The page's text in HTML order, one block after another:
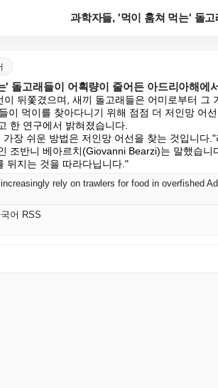
' 돌고래들이 어획량이 줄어든 아드리아해에
뒤쫓겼으며, 새끼 돌고래들은 어미로부터 그
이 먹이를 찾아다니기 위해 점점 더 저인망 어
한 연구에서 밝혀졌습니다.
장 쉬운 방법은 저인망 어선을 찾는 것입니다
조반니 베아르치(Giovanni Bearzi)는 말했습
뒤지는 것을 따라다닙니다."
increasingly rely on trawlers for food in overfished
어 RSS